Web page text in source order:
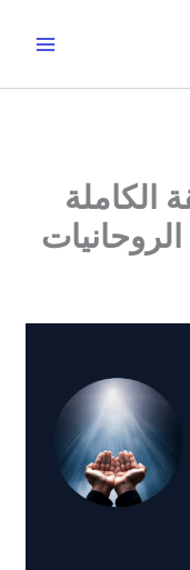
الكاملة